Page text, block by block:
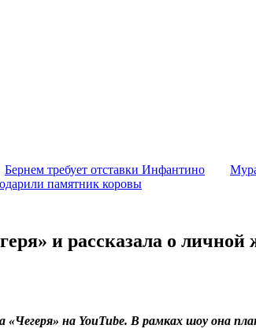
Бернем требует отставки Инфантино
памятник коровы
и рассказала о личной
«Чегеря» на YouTube. В рамках шоу она